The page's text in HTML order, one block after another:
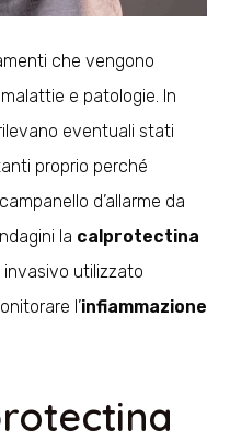
che vengono
e patologie. In
eventuali stati
proprio perché
d’allarme da
la calprotectina
utilizzato
l’infiammazione